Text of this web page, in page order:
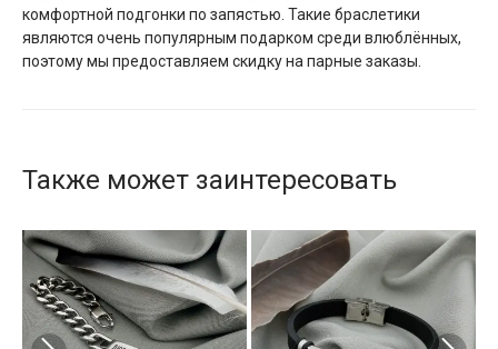
комфортной подгонки по запястью. Такие браслетики
являются очень популярным подарком среди влюблённых,
поэтому мы предоставляем скидку на парные заказы.
Также может заинтересовать